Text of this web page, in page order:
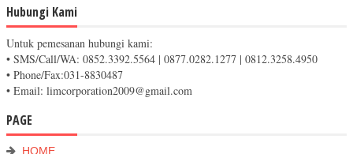
Hubungi Kami
Untuk pemesanan hubungi kami:
• SMS/Call/WA: 0852.3392.5564 | 0877.0282.1277 | 0812.3258.4950
• Phone/Fax:031-8830487
• Email: limcorporation2009@gmail.com
PAGE
HOME